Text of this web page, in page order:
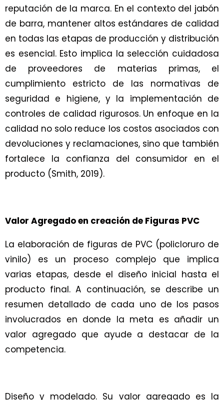
reputación de la marca. En el contexto del jabón
de barra, mantener altos estándares de calidad
en todas las etapas de producción y distribución
es esencial. Esto implica la selección cuidadosa
de proveedores de materias primas, el
cumplimiento estricto de las normativas de
seguridad e higiene, y la implementación de
controles de calidad rigurosos. Un enfoque en la
calidad no solo reduce los costos asociados con
devoluciones y reclamaciones, sino que también
fortalece la confianza del consumidor en el
producto (Smith, 2019).
Valor Agregado en creación de Figuras PVC
La elaboración de figuras de PVC (policloruro de
vinilo) es un proceso complejo que implica
varias etapas, desde el diseño inicial hasta el
producto final. A continuación, se describe un
resumen detallado de cada uno de los pasos
involucrados en donde la meta es añadir un
valor agregado que ayude a destacar de la
competencia.
Diseño y modelado. Su valor agregado es la